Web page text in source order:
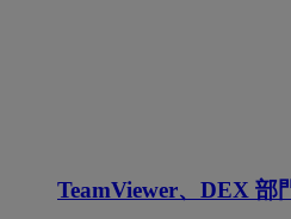
TeamViewer、DEX 部